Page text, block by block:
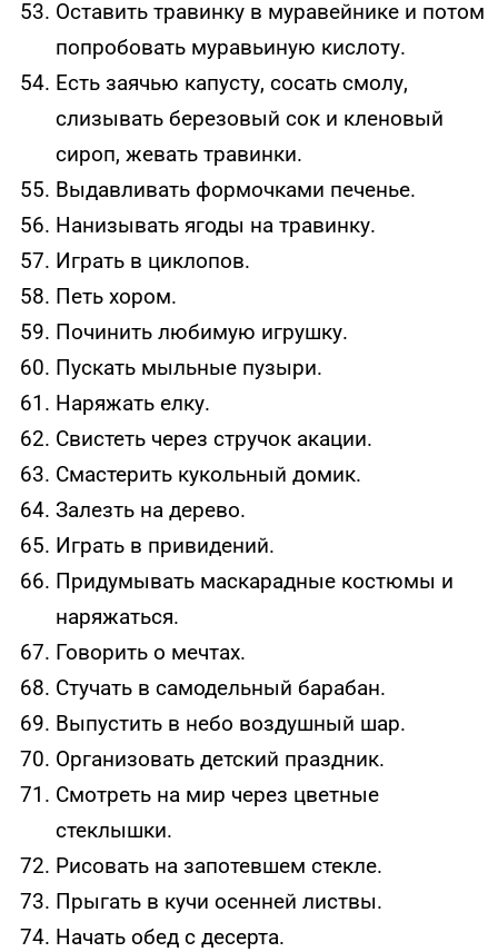
Оставить травинку в муравейнике и потом
попробовать муравьиную кислоту.
Есть заячью капусту, сосать смолу,
слизывать березовый сок и кленовый
сироп, жевать травинки.
Выдавливать формочками печенье.
Нанизывать ягоды на травинку.
Играть в циклопов.
Петь хором.
Починить любимую игрушку.
Пускать мыльные пузыри.
Наряжать елку.
Свистеть через стручок акации.
Смастерить кукольный домик.
Залезть на дерево.
Играть в привидений.
Придумывать маскарадные костюмы и
наряжаться.
Говорить о мечтах.
Стучать в самодельный барабан.
Выпустить в небо воздушный шар.
Организовать детский праздник.
Смотреть на мир через цветные
стеклышки.
Рисовать на запотевшем стекле.
Прыгать в кучи осенней листвы.
Начать обед с десерта.